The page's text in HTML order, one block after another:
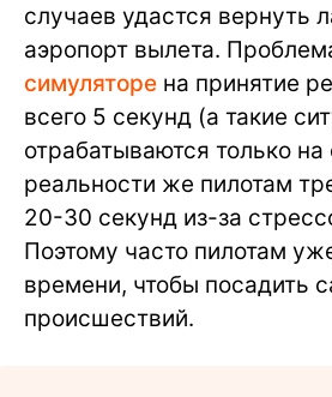
случаев удастся вернуть
аэропорт вылета.
симуляторе на принятие
всего 5 секунд (а такие
отрабатываются только
реальности же пилотам
20-30 секунд из-за
Поэтому часто пилотам
времени, чтобы посадить
происшествий.